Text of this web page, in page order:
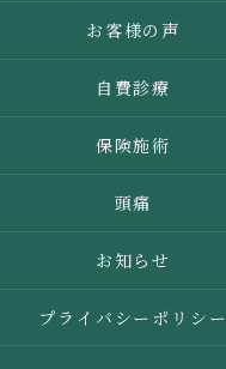
お客様の声
自費診療
保険施術
頭痛
お知らせ
プライバシーポリシー